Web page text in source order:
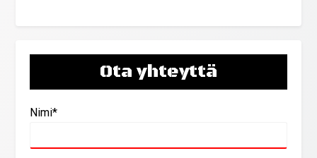
Ota yhteyttä
Nimi*